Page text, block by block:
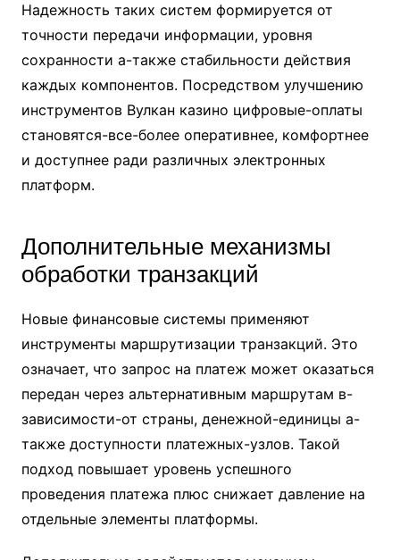
Надежность таких систем формируется от
точности передачи информации, уровня
сохранности а-также стабильности действия
каждых компонентов. Посредством улучшению
инструментов Вулкан казино цифровые-оплаты
становятся-все-более оперативнее, комфортнее
и доступнее ради различных электронных
платформ.
Дополнительные механизмы
обработки транзакций
Новые финансовые системы применяют
инструменты маршрутизации транзакций. Это
означает, что запрос на платеж может оказаться
передан через альтернативным маршрутам в-
зависимости-от страны, денежной-единицы а-
также доступности платежных-узлов. Такой
подход повышает уровень успешного
проведения платежа плюс снижает давление на
отдельные элементы платформы.